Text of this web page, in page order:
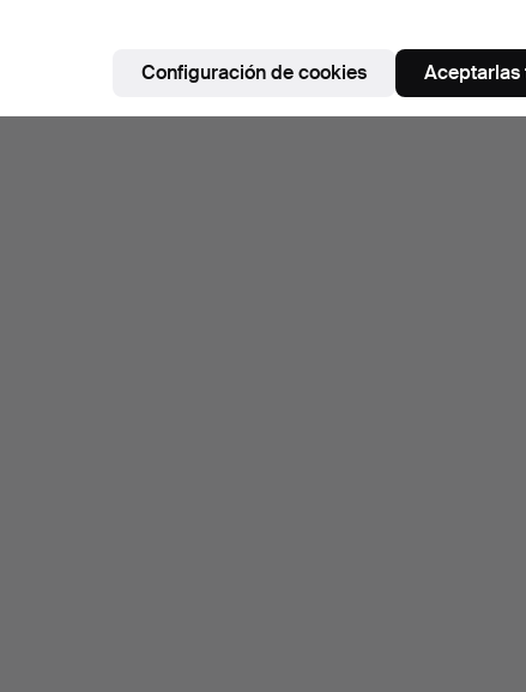
Configuración de cookies Aceptarlas